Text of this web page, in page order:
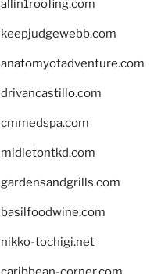
allin1roofing.com
keepjudgewebb.com
anatomyofadventure.com
drivancastillo.com
cmmedspa.com
midletontkd.com
gardensandgrills.com
basilfoodwine.com
nikko-tochigi.net